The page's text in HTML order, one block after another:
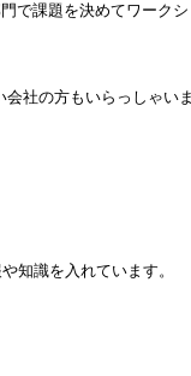
で課題を決めてワーク
社の方もいらっしゃい
知識を入れています。